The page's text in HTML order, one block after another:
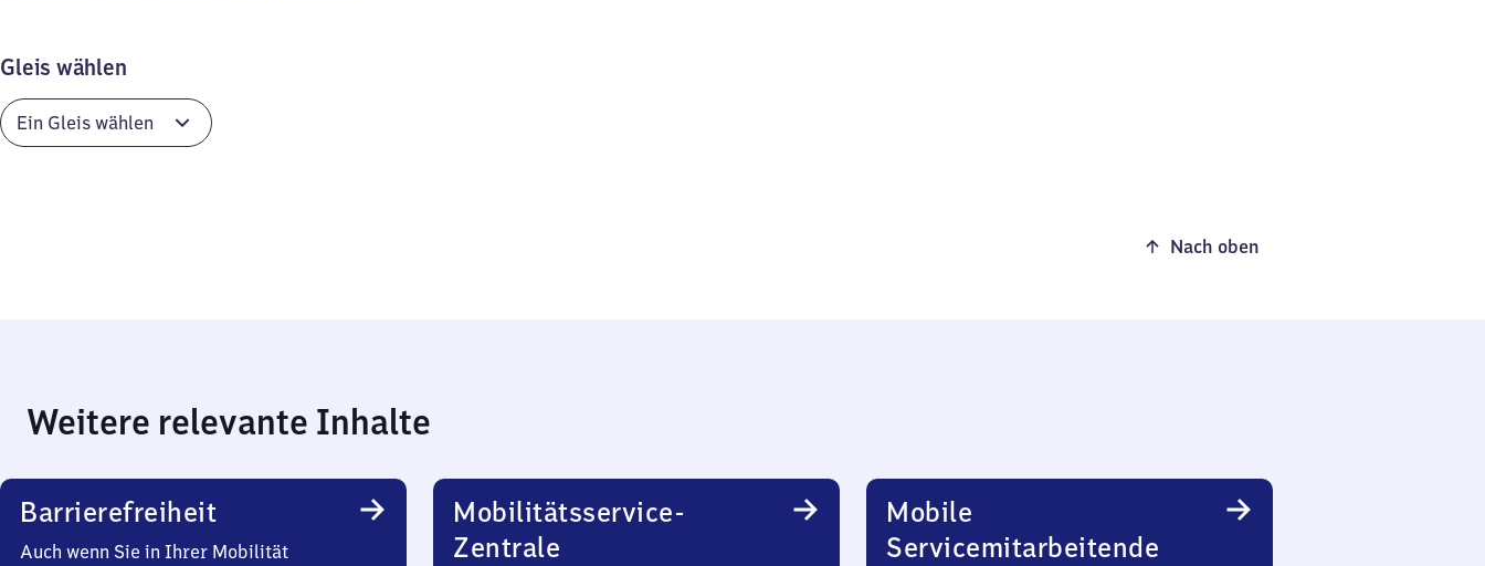
Gleis wählen
Nach oben
Weitere relevante Inhalte
Barrierefreiheit
Auch wenn Sie in Ihrer Mobilität
Mobilitätsservice-
Zentrale
Mobile
Servicemitarbeitende